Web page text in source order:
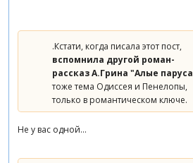
.Кстати, когда писала этот пост,
вспомнила другой роман-
рассказ А.Грина "Алые паруса
тоже тема Одиссея и Пенелопы,
только в романтическом ключе.
Не у вас одной...